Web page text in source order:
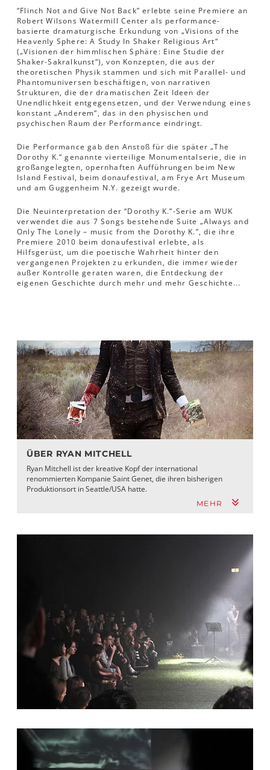
“Flinch Not and Give Not Back” erlebte seine Premiere an
Robert Wilsons Watermill Center als performance-
basierte dramaturgische Erkundung von „Visions of the
Heavenly Sphere: A Study In Shaker Religious Art“
(„Visionen der himmlischen Sphäre: Eine Studie der
Shaker-Sakralkunst“), von Konzepten, die aus der
theoretischen Physik stammen und sich mit Parallel- und
Phantomuniversen beschäftigen, von narrativen
Strukturen, die der dramatischen Zeit Ideen der
Unendlichkeit entgegensetzen, und der Verwendung eines
konstant „Anderem“, das in den physischen und
psychischen Raum der Performance eindringt.
Die Performance gab den Anstoß für die später „The
Dorothy K.“ genannte vierteilige Monumentalserie, die in
großangelegten, opernhaften Aufführungen beim New
Island Festival, beim donaufestival, am Frye Art Museum
und am Guggenheim N.Y. gezeigt wurde.
Die Neuinterpretation der “Dorothy K.”-Serie am WUK
verwendet die aus 7 Songs bestehende Suite „Always and
Only The Lonely – music from the Dorothy K.”, die ihre
Premiere 2010 beim donaufestival erlebte, als
Hilfsgerüst, um die poetische Wahrheit hinter den
vergangenen Projekten zu erkunden, die immer wieder
außer Kontrolle geraten waren, die Entdeckung der
eigenen Geschichte durch mehr und mehr Geschichte...
ÜBER RYAN MITCHELL
Ryan Mitchell ist der kreative Kopf der international
renommierten Kompanie Saint Genet, die ihren bisherigen
Produktionsort in Seattle/USA hatte.
MEHR